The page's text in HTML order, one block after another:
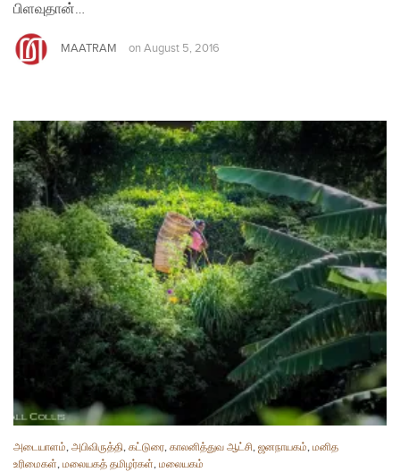
பிளவுதான்…
MAATRAM on August 5, 2016
அடையாளம், அபிவிருத்தி, கட்டுரை, காலனித்துவ ஆட்சி, ஜனநாயகம், மனித
உரிமைகள், மலையகத் தமிழர்கள், மலையகம்